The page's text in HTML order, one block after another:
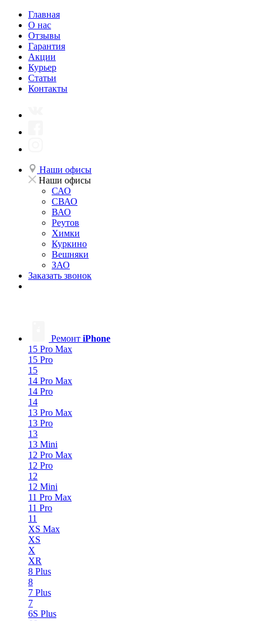
Главная
О нас
Отзывы
Гарантия
Акции
Курьер
Статьи
Контакты
Наши офисы
Наши офисы
САО
СВАО
ВАО
Реутов
Химки
Куркино
Вешняки
ЗАО
Заказать звонок
Ремонт iPhone
15 Pro Max
15 Pro
15
14 Pro Max
14 Pro
14
13 Pro Max
13 Pro
13
13 Mini
12 Pro Max
12 Pro
12
12 Mini
11 Pro Max
11 Pro
11
XS Max
XS
X
XR
8 Plus
8
7 Plus
7
6S Plus